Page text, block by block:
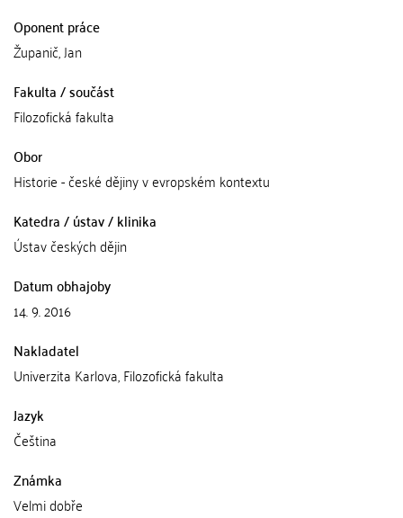
Oponent práce
Županič, Jan
Fakulta / součást
Filozofická fakulta
Obor
Historie - české dějiny v evropském kontextu
Katedra / ústav / klinika
Ústav českých dějin
Datum obhajoby
14. 9. 2016
Nakladatel
Univerzita Karlova, Filozofická fakulta
Jazyk
Čeština
Známka
Velmi dobře